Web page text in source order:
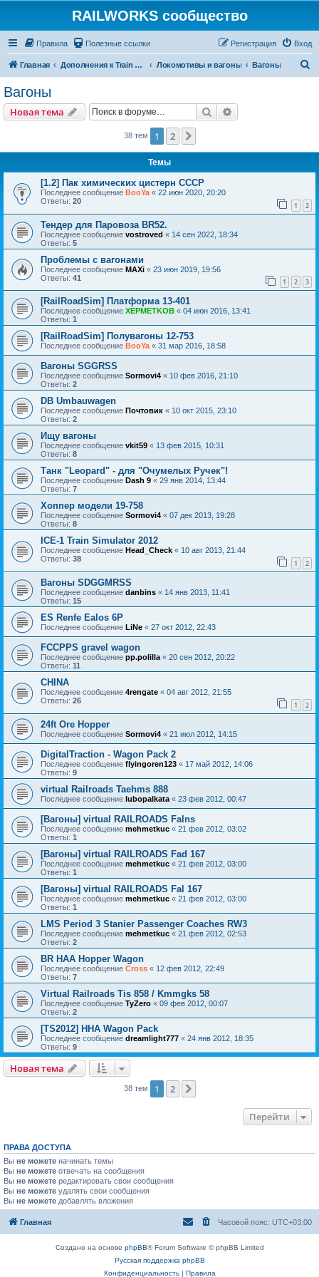
RAILWORKS сообщество
Правила Полезные ссылки Вход
Регистрация
Главная Дополнения к Train Simulator Classic Локомотивы и вагоны Вагоны
Вагоны
Новая тема Поиск
38 тем 1 2
Темы
[1.2] Пак химических цистерн СССР
Последнее сообщение BooYa « 22 июн 2020, 20:20
Ответы: 20 1 2
Тендер для Паровоза BR52.
Последнее сообщение vostroved « 14 сен 2022, 18:34
Ответы: 5
Проблемы с вагонами
Последнее сообщение MAXi « 23 июн 2019, 19:56
Ответы: 41 1 2 3
[RailRoadSim] Платформа 13-401
Последнее сообщение XEPMETKOB « 04 июн 2016, 13:41
Ответы: 1
[RailRoadSim] Полувагоны 12-753
Последнее сообщение BooYa « 31 мар 2016, 18:58
Вагоны SGGRSS
Последнее сообщение Sormovi4 « 10 фев 2016, 21:10
Ответы: 2
DB Umbauwagen
Последнее сообщение Почтовик « 10 окт 2015, 23:10
Ответы: 2
Ищу вагоны
Последнее сообщение vkit59 « 13 фев 2015, 10:31
Ответы: 8
Танк "Leopard" - для "Очумелых Ручек"!
Последнее сообщение Dash 9 « 29 янв 2014, 13:44
Ответы: 7
Хоппер модели 19-758
Последнее сообщение Sormovi4 « 07 дек 2013, 19:28
Ответы: 8
ICE-1 Train Simulator 2012
Последнее сообщение Head_Check « 10 авг 2013, 21:44
Ответы: 38 1 2
Вагоны SDGGMRSS
Последнее сообщение danbins « 14 янв 2013, 11:41
Ответы: 15
ES Renfe Ealos 6P
Последнее сообщение LiNe « 27 окт 2012, 22:43
FCCPPS gravel wagon
Последнее сообщение pp.polilla « 20 сен 2012, 20:22
Ответы: 11
CHINA
Последнее сообщение 4rengate « 04 авг 2012, 21:55
Ответы: 26 1 2
24ft Ore Hopper
Последнее сообщение Sormovi4 « 21 июл 2012, 14:15
DigitalTraction - Wagon Pack 2
Последнее сообщение flyingoren123 « 17 май 2012, 14:06
Ответы: 9
virtual Railroads Taehms 888
Последнее сообщение lubopalkata « 23 фев 2012, 00:47
[Вагоны] virtual RAILROADS Falns
Последнее сообщение mehmetkuc « 21 фев 2012, 03:02
Ответы: 1
[Вагоны] virtual RAILROADS Fad 167
Последнее сообщение mehmetkuc « 21 фев 2012, 03:00
Ответы: 1
[Вагоны] virtual RAILROADS Fal 167
Последнее сообщение mehmetkuc « 21 фев 2012, 03:00
Ответы: 1
LMS Period 3 Stanier Passenger Coaches RW3
Последнее сообщение mehmetkuc « 21 фев 2012, 02:53
Ответы: 2
BR HAA Hopper Wagon
Последнее сообщение Cross « 12 фев 2012, 22:49
Ответы: 7
Virtual Railroads Tis 858 / Kmmgks 58
Последнее сообщение TyZero « 09 фев 2012, 00:07
Ответы: 2
[TS2012] HHA Wagon Pack
Последнее сообщение dreamlight777 « 24 янв 2012, 18:35
Ответы: 9
Новая тема
38 тем 1 2
Перейти
ПРАВА ДОСТУПА
Вы не можете начинать темы
Вы не можете отвечать на сообщения
Вы не можете редактировать свои сообщения
Вы не можете удалять свои сообщения
Вы не можете добавлять вложения
Главная Часовой пояс: UTC+03:00
Создано на основе phpBB® Forum Software © phpBB Limited
Русская поддержка phpBB
Конфиденциальность| Правила